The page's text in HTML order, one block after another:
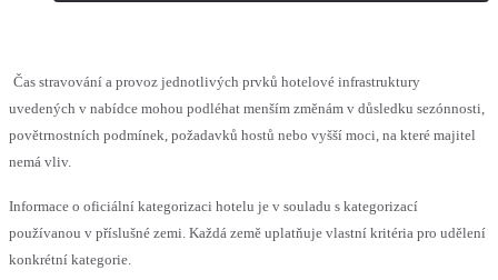
Čas stravování a provoz jednotlivých prvků hotelové infrastruktury
uvedených v nabídce mohou podléhat menším změnám v důsledku sezónnosti,
povětrnostních podmínek, požadavků hostů nebo vyšší moci, na které majitel
nemá vliv.
Informace o oficiální kategorizaci hotelu je v souladu s kategorizací
používanou v příslušné zemi. Každá země uplatňuje vlastní kritéria pro udělení
konkrétní kategorie.